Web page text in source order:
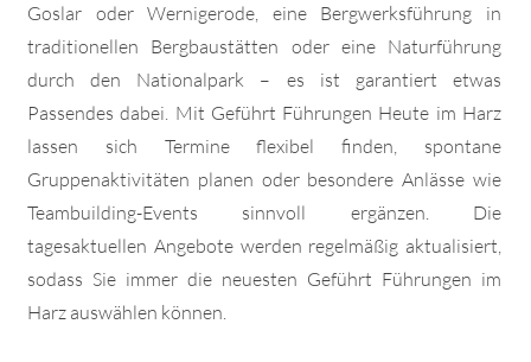
Goslar oder Wernigerode, eine Bergwerksführung in
traditionellen Bergbaustätten oder eine Naturführung
durch den Nationalpark – es ist garantiert etwas
Passendes dabei. Mit Geführt Führungen Heute im Harz
lassen sich Termine flexibel finden, spontane
Gruppenaktivitäten planen oder besondere Anlässe wie
Teambuilding-Events sinnvoll ergänzen. Die
tagesaktuellen Angebote werden regelmäßig aktualisiert,
sodass Sie immer die neuesten Geführt Führungen im
Harz auswählen können.